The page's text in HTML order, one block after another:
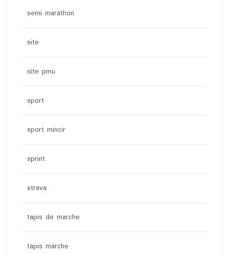
semi marathon
site
site pmu
sport
sport mincir
sprint
strava
tapis de marche
tapis marche